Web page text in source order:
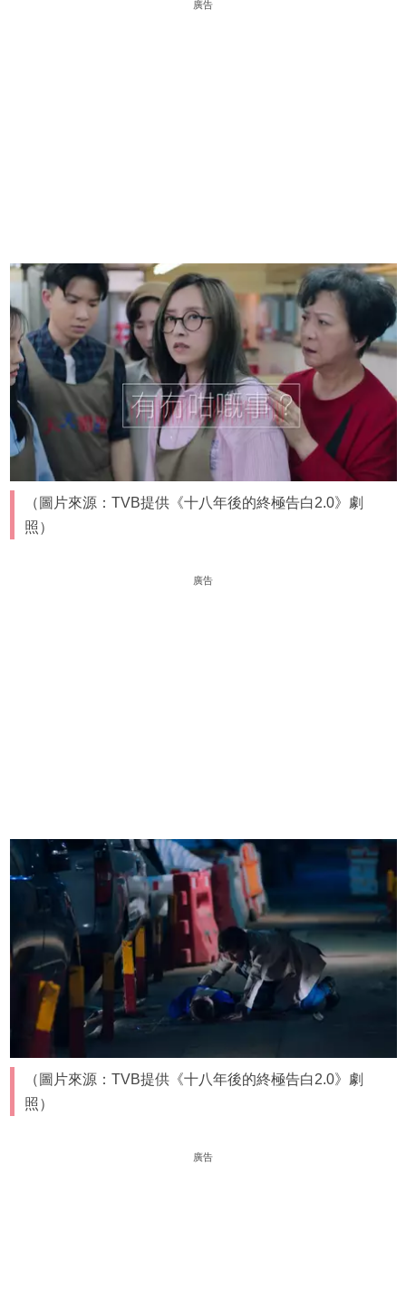
廣告
（圖片來源：TVB提供《十八年後的終極告白2.0》劇
照）
廣告
（圖片來源：TVB提供《十八年後的終極告白2.0》劇
照）
廣告